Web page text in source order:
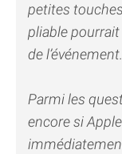
petites
pliable
de l’événement.
Parmi les
encore si